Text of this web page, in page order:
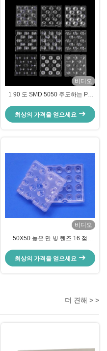
비디오
1 90 도 SMD 5050 주도하는 PC
즈 12
최상의 가격을 얻으세요
비디오
50X50 높은 만 빛 렌즈 16 점
Tranmittance
최상의 가격을 얻으세요
더 견해 > >